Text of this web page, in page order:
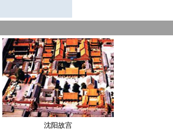
沈阳故宫